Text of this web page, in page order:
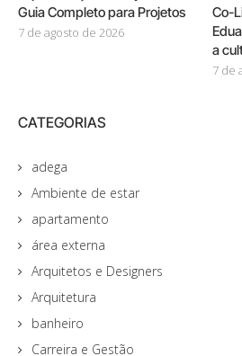
Guia Completo para Projetos
7 de agosto de 2026
Co-
a
7 de
CATEGORIAS
adega
Ambiente de estar
apartamento
área externa
Arquitetos e Designers
Arquitetura
banheiro
Carreira e Gestão